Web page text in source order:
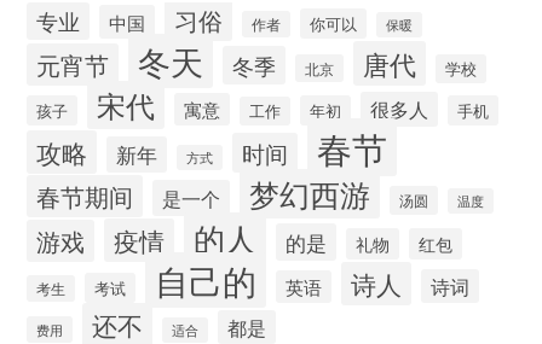
专业 中国 习俗 作者 你可以 保暖
元宵节 冬天 冬季 北京 唐代 学校
孩子 宋代 寓意 工作 年初 很多人 手机
攻略 新年 方式 时间 春节
春节期间 是一个 梦幻西游 汤圆 温度
游戏 疫情 的人 的是 礼物 红包
考生 考试 自己的 英语 诗人 诗词
费用 还不 适合 都是